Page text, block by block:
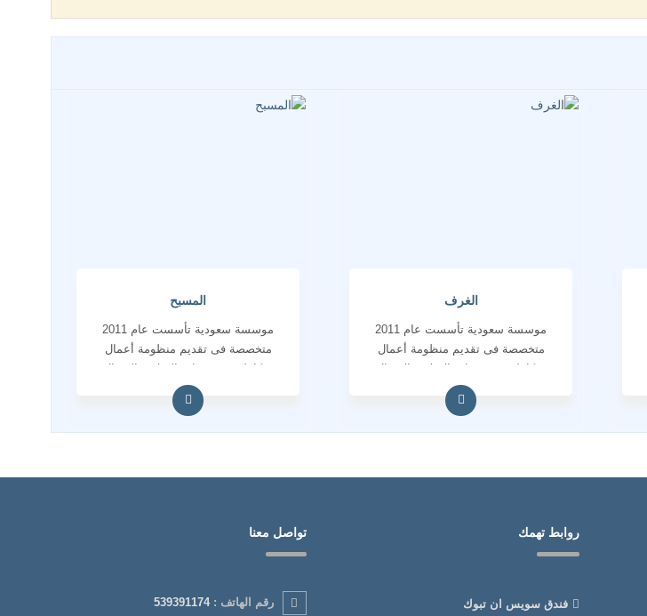
الغرف
موسسة سعودية تأسست عام 2011
متخصصة فى تقديم منظومة أعمال
متكاملة فى خدمات الاعلام والاتصال
المؤسسى والانتاج الاعلامى
المسبح
موسسة سعودية تأسست عام 2011
متخصصة فى تقديم منظومة أعمال
متكاملة فى خدمات الاعلام والاتصال
المؤسسى والانتاج الاعلامى
روابط تهمك
فندق سويس ان تبوك
تواصل معنا
رقم الهاتف :539391174